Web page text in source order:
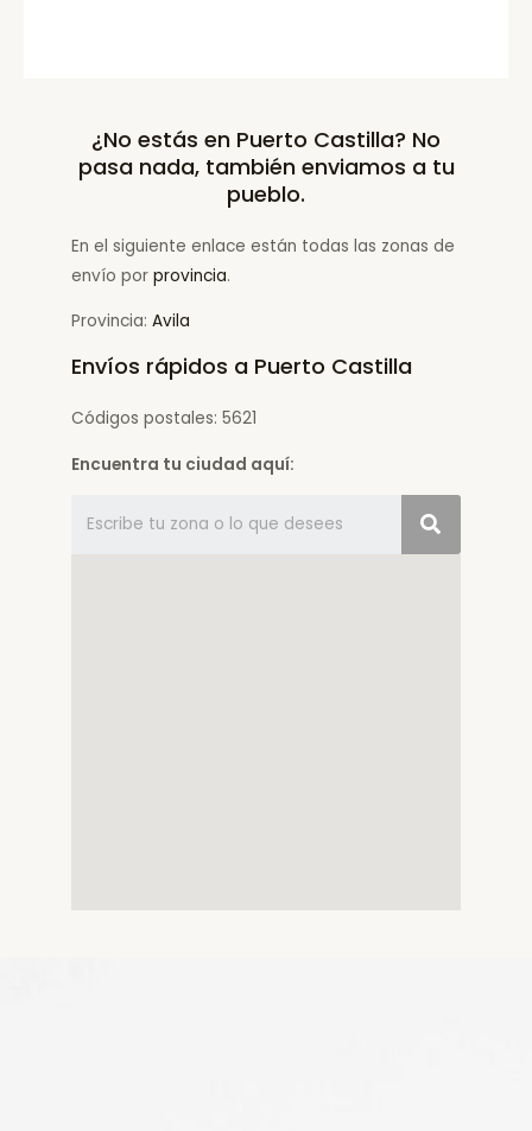
¿No estás en Puerto Castilla? No
pasa nada, también enviamos a tu
pueblo.
En el siguiente enlace están todas las zonas de
envío por provincia.
Provincia: Avila
Envíos rápidos a Puerto Castilla
Códigos postales: 5621
Encuentra tu ciudad aquí: